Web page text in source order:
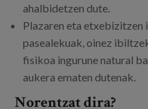
ahalbidetzen dute.
Plazaren eta etxebizitzen
pasealekuak, oinez
fisikoa ingurune natural
aukera ematen dutenak.
Norentzat dira?